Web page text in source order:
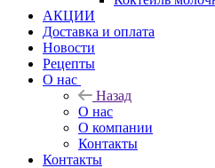
АКЦИИ
Доставка и оплата
Новости
Рецепты
О нас
Назад
О нас
О компании
Контакты
Контакты